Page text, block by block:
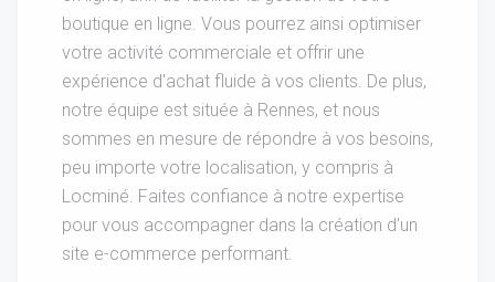
boutique en ligne. Vous pourrez ainsi optimiser
votre activité commerciale et offrir une
expérience d'achat fluide à vos clients. De plus,
notre équipe est située à Rennes, et nous
sommes en mesure de répondre à vos besoins,
peu importe votre localisation, y compris à
Locminé. Faites confiance à notre expertise
pour vous accompagner dans la création d'un
site e-commerce performant.